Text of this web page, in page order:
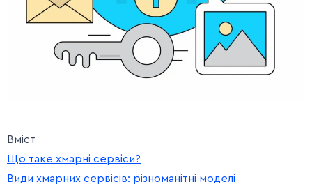
Вміст
Що таке хмарні сервіси?
Види хмарних сервісів: різноманітні моделі